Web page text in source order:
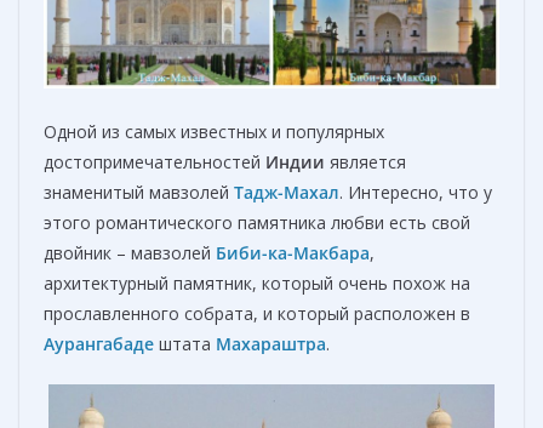
Одной из самых известных и популярных
достопримечательностей Индии является
знаменитый мавзолей Тадж-Махал. Интересно, что у
этого романтического памятника любви есть свой
двойник – мавзолей Биби-ка-Макбара,
архитектурный памятник, который очень похож на
прославленного собрата, и который расположен в
Аурангабаде штата Махараштра.